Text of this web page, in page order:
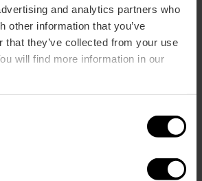
and analytics partners who
other information that you’ve
that they’ve collected from your use
will find more information in our